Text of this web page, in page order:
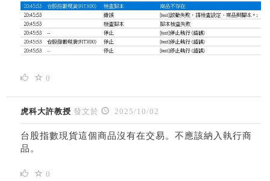
0
虎科大許教授 發文於 2025/10/02
台股指數現貨這個商品沒有在交易。不應該納入執行商
品。
0